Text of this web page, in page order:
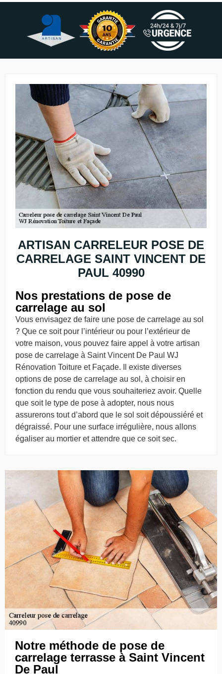
ARTISAN CARRELEUR POSE DE
CARRELAGE SAINT VINCENT DE
PAUL 40990
Nos prestations de pose de
carrelage au sol
Vous envisagez de faire une pose de carrelage au sol
? Que ce soit pour l’intérieur ou pour l’extérieur de
votre maison, vous pouvez faire appel à votre artisan
pose de carrelage à Saint Vincent De Paul WJ
Rénovation Toiture et Façade. Il existe diverses
options de pose de carrelage au sol, à choisir en
fonction du rendu que vous souhaiteriez avoir. Quelle
que soit le type de pose à adopter, nous nous
assurerons tout d’abord que le sol soit dépoussiéré et
dégraissé. Pour une surface irrégulière, nous allons
égaliser au mortier et attendre que ce soit sec.
Notre méthode de pose de
carrelage terrasse à Saint Vincent
De Paul